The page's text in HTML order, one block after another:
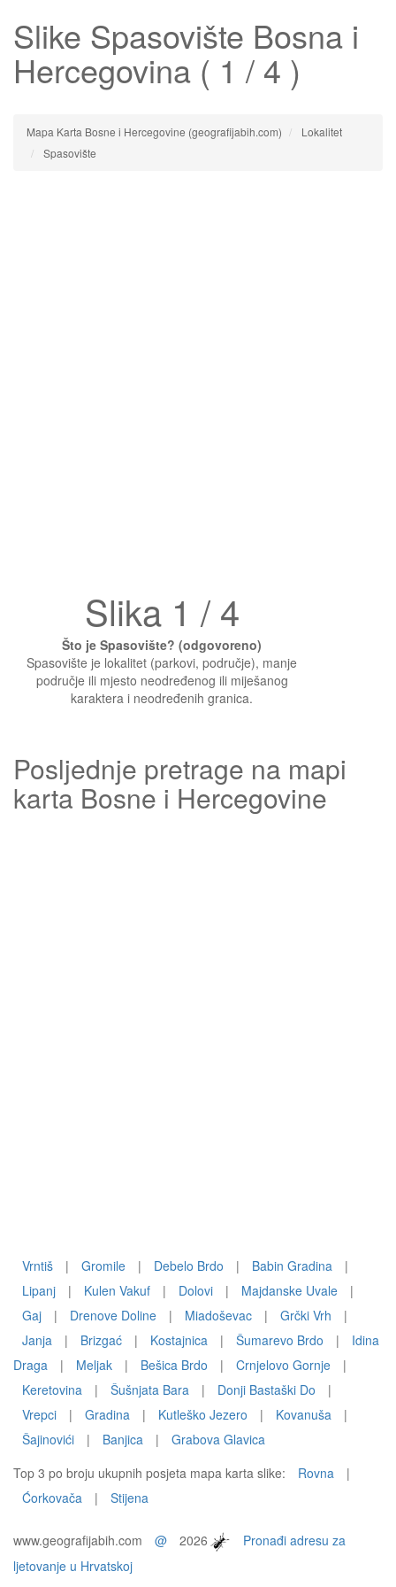
Slike Spasovište Bosna i
Hercegovina ( 1 / 4 )
Mapa Karta Bosne i Hercegovine (geografijabih.com)
Lokalitet
Spasovište
Slika 1 / 4
Što je Spasovište? (odgovoreno)
Spasovište je lokalitet (parkovi, područje), manje
područje ili mjesto neodređenog ili miješanog
karaktera i neodređenih granica.
Posljednje pretrage na mapi
karta Bosne i Hercegovine
Vrntiš | Gromile | Debelo Brdo | Babin Gradina
|
Lipanj
| Kulen Vakuf | Dolovi | Majdanske Uvale
|
Gaj
| Drenove Doline | Miadoševac | Grčki Vrh
|
Janja
| Brizgać | Kostajnica | Šumarevo Brdo |
Idina
Draga
| Meljak | Bešica Brdo | Crnjelovo Gornje
|
Keretovina
| Šušnjata Bara | Donji Bastaški Do
|
Vrepci
| Gradina | Kutleško Jezero | Kovanuša
|
Šajinovići
| Banjica |
Grabova Glavica
Top 3 po broju ukupnih posjeta mapa karta slike:
Rovna
|
Ćorkovača
| Stijena
www.geografijabih.com @ 2026
Pronađi adresu za
ljetovanje u Hrvatskoj